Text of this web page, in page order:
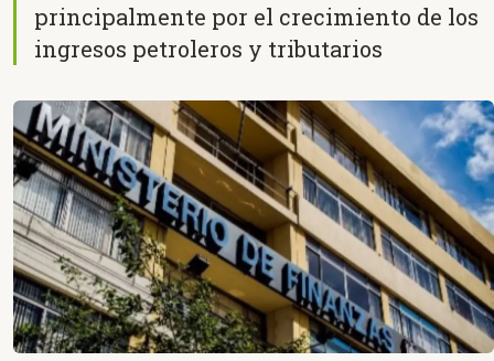
principalmente por el crecimiento de los
ingresos petroleros y tributarios